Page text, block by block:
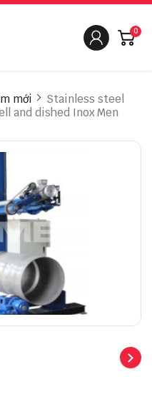
0
mới
Stainless steel
and dished Inox Men